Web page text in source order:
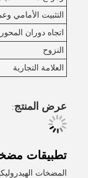
التثبيت الأمامي
اتجاه دوران المحور
النزوح
العلامة التجارية
عرض المنتج:
تطبيقات
المضخات